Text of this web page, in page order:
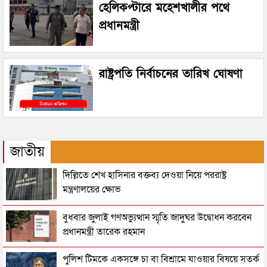
হেলিকপ্টারে মহেশখালীর পথে
প্রধানমন্ত্রী
রাষ্ট্রপতি নির্বাচনের তারিখ ঘোষণা
জাতীয়
দিল্লিতে শেখ হাসিনার বক্তব্য দেওয়া নিয়ে পররাষ্ট্র
মন্ত্রণালয়ের ক্ষোভ
বুধবার জুলাই গণঅভ্যুত্থান স্মৃতি জাদুঘর উদ্বোধন করবেন
প্রধানমন্ত্রী তারেক রহমান
পুলিশ টিমকে একসঙ্গে চা বা বিশ্রামে যাওয়ার বিষয়ে সতর্ক